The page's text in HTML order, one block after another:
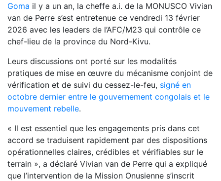
Goma il y a un an, la cheffe a.i. de la MONUSCO Vivian
van de Perre s’est entretenue ce vendredi 13 février
2026 avec les leaders de l’AFC/M23 qui contrôle ce
chef-lieu de la province du Nord-Kivu.
Leurs discussions ont porté sur les modalités
pratiques de mise en œuvre du mécanisme conjoint de
vérification et de suivi du cessez-le-feu, signé en
octobre dernier entre le gouvernement congolais et le
mouvement rebelle.
« Il est essentiel que les engagements pris dans cet
accord se traduisent rapidement par des dispositions
opérationnelles claires, crédibles et vérifiables sur le
terrain », a déclaré Vivian van de Perre qui a expliqué
que l’intervention de la Mission Onusienne s’inscrit